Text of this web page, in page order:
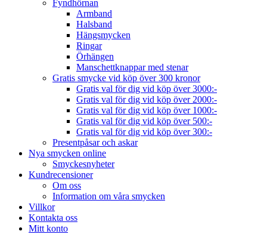
Fyndhörnan
Armband
Halsband
Hängsmycken
Ringar
Örhängen
Manschettknappar med stenar
Gratis smycke vid köp över 300 kronor
Gratis val för dig vid köp över 3000:-
Gratis val för dig vid köp över 2000:-
Gratis val för dig vid köp över 1000:-
Gratis val för dig vid köp över 500:-
Gratis val för dig vid köp över 300:-
Presentpåsar och askar
Nya smycken online
Smyckesnyheter
Kundrecensioner
Om oss
Information om våra smycken
Villkor
Kontakta oss
Mitt konto